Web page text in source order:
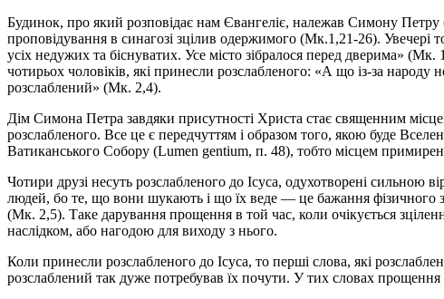
Будинок, про який розповідає нам Євангеліє, належав Симону
проповідування в синагозі зцілив одержимого (Мк.1,21-26).
усіх недужих та біснуватих. Усе місто зібралося перед дверима»
чотирьох чоловіків, які принесли розслабленого: «А що із-за
розслаблений» (Мк. 2,4).
Дім Симона Петра завдяки присутності Христа стає священним
розслабленого. Все це є передчуттям і образом того, якою буде
Ватиканського Собору (Lumen gentium, п. 48), тобто місцем
Чотири друзі несуть розслабленого до Ісуса, одухотворені сильною
людей, бо те, що вони шукають і що їх веде — це бажання фізичного
(Мк. 2,5). Таке дарування прощення в той час, коли очікується
наслідком, або нагодою для виходу з нього.
Коли принесли розслабленого до Ісуса, то перші слова, які
розслаблений так дуже потребував їх почути. У тих словах